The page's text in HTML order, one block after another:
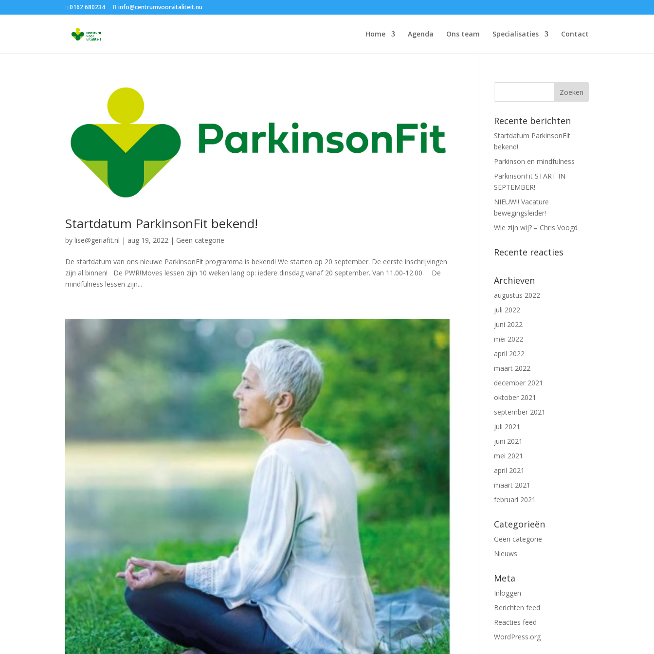
0162 680234 info@centrumvoorvitaliteit.nu
Home Agenda Ons team Specialisaties Contact
Startdatum ParkinsonFit bekend!
bylise@geriafit.nl | aug 19, 2022 | Geen categorie
De startdatum van ons nieuwe ParkinsonFit programma is bekend! We starten op 20 september. De eerste inschrijvingen
zijn al binnen! De PWR!Moves lessen zijn 10 weken lang op: iedere dinsdag vanaf 20 september. Van 11.00-12.00. De
mindfulness lessen zijn...
Recente berichten
Startdatum ParkinsonFit
bekend!
Parkinson en mindfulness
ParkinsonFit START IN
SEPTEMBER!
NIEUW!! Vacature
bewegingsleider!
Wie zijn wij? – Chris Voogd
Recente reacties
Archieven
augustus 2022
juli 2022
juni 2022
mei 2022
april 2022
maart 2022
december 2021
oktober 2021
september 2021
juli 2021
juni 2021
mei 2021
april 2021
maart 2021
februari 2021
Categorieën
Geen categorie
Nieuws
Meta
Inloggen
Berichten feed
Reacties feed
WordPress.org